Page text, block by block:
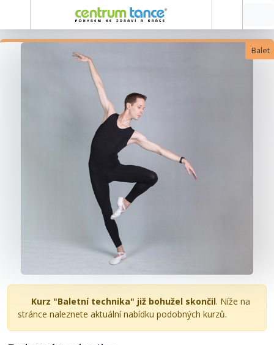
Balet
Kurz "Baletní technika" již bohužel skončil. Níže na
stránce naleznete aktuální nabídku podobných kurzů.